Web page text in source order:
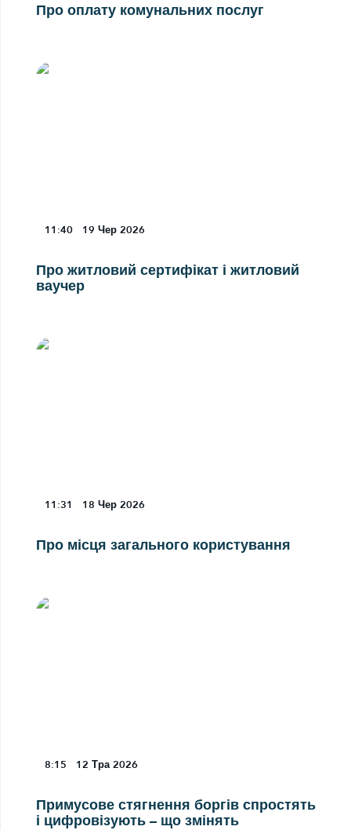
Про оплату комунальних послуг
11:40 19 Чер 2026
Про житловий сертифікат і житловий
ваучер
11:31 18 Чер 2026
Про місця загального користування
8:15 12 Тра 2026
Примусове стягнення боргів спростять
і цифровізують – що змінять